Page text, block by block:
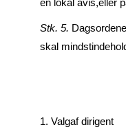
en lokal avis,eller
Stk. 5.
skal
1. Valgaf dirigent